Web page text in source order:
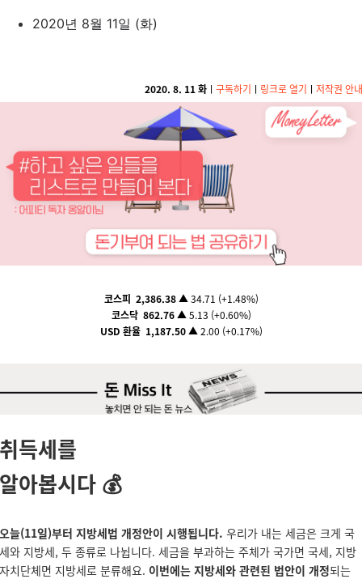
2020년 8월 11일 (화)
2020. 8. 11 화 ㅣ 구독하기 ㅣ 링크로 열기 ㅣ 저작권 안내
코스피 2,386.38▲34.71 (+1.48%)
코스닥 862.76 ▲5.13 (+0.60%)
USD 환율 1,187.50▲ 2.00 (+0.17%)
취득세를
알아봅시다 💰
오늘(11일)부터 지방세법 개정안이 시행됩니다. 우리가 내는 세금은 크게 국
세와 지방세, 두 종류로 나뉩니다. 세금을 부과하는 주체가 국가면 국세, 지방
자치단체면 지방세로 분류해요. 이번에는 지방세와 관련된 법안이 개정되는